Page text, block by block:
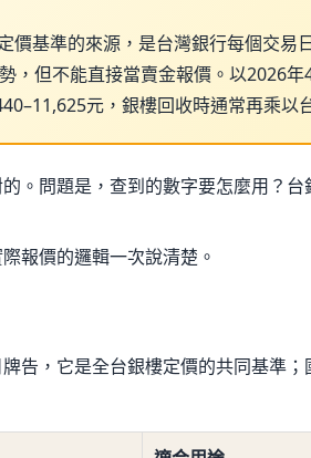
基準的來源，是台灣銀行每個交易
，但不能直接當賣金報價。以2026
元，銀樓回收時通常再乘以
。問題是，查到的數字要怎麼用？台
報價的邏輯一次說清楚。
告，它是全台銀樓定價的共同基準